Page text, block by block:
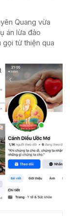
Quang vừa
án lừa đảo
gọi từ thiện qua